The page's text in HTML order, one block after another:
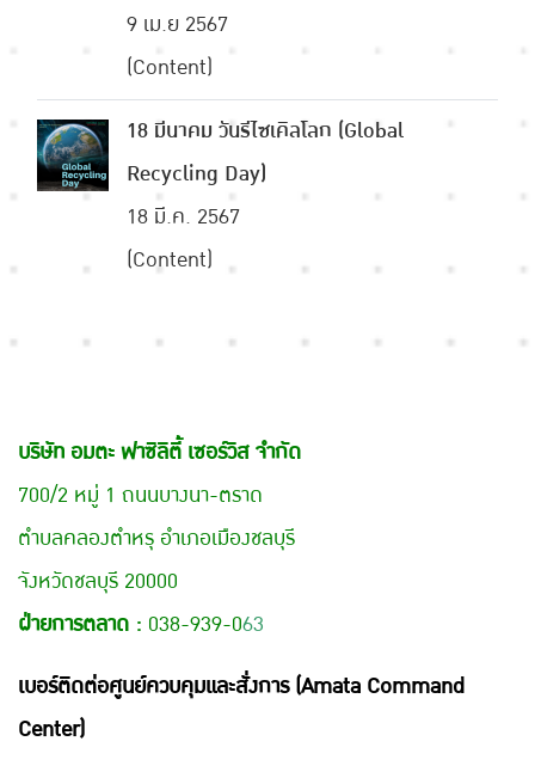
9 เม.ย 2567
(Content)
18 มีนาคม วันรีไซเคิลโลก (Global
Recycling Day)
18 มี.ค. 2567
(Content)
บริษัท อมตะ ฟาซิลิตี้ เซอร์วิส จำกัด
700/2 หมู่ 1 ถนนบางนา-ตราด
ตำบลคลองตำหรุ อำเภอเมืองชลบุรี
จังหวัดชลบุรี 20000
ฝ่ายการตลาด : 038-939-063
เบอร์ติดต่อศูนย์ควบคุมและสั่งการ (Amata Command
Center)